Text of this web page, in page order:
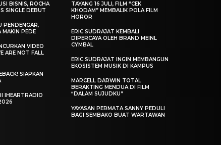
BISNIS, ROCHA
SINGLE DEBUT
PENDENGAR,
MAKIN PEDE
VIDEO
ARE NOT FALL
SIAPKAN
IHEARTRADIO
TAYANG 16 JULI, FILM “CEK
KHODAM” MEMBALIK POLA FILM
HOROR
ERIC SUDRAJAT KEMBALI
DIPERCAYA OLEH BRAND MEINL
CYMBAL
ERIC SUDRAJAT INGIN MEMBANGUN
EKOSISTEM MUSIK DI KAMPUS
MARCELL DARWIN TOTAL
BERAKTING MENDUA DI FILM
“DALAM SUJUDKU”
YAYASAN PERMATA SANNY PEDULI
BAGI SEMBAKO BUAT WARTAWAN